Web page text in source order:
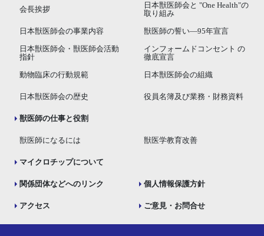
会長挨拶
日本獣医師会と "One Health"の
取り組み
日本獣医師会の事業内容 獣医師の誓い―95年宣言
日本獣医師会・獣医師会活動
指針
インフォームドコンセント の
徹底宣言
動物臨床の行動規範 日本獣医師会の組織
日本獣医師会の歴史 役員名簿及び業務・財務資料
獣医師の仕事と役割
獣医師になるには 獣医学教育改善
マイクロチップについて
関係団体などへのリンク 個人情報保護方針
アクセス ご意見・お問合せ